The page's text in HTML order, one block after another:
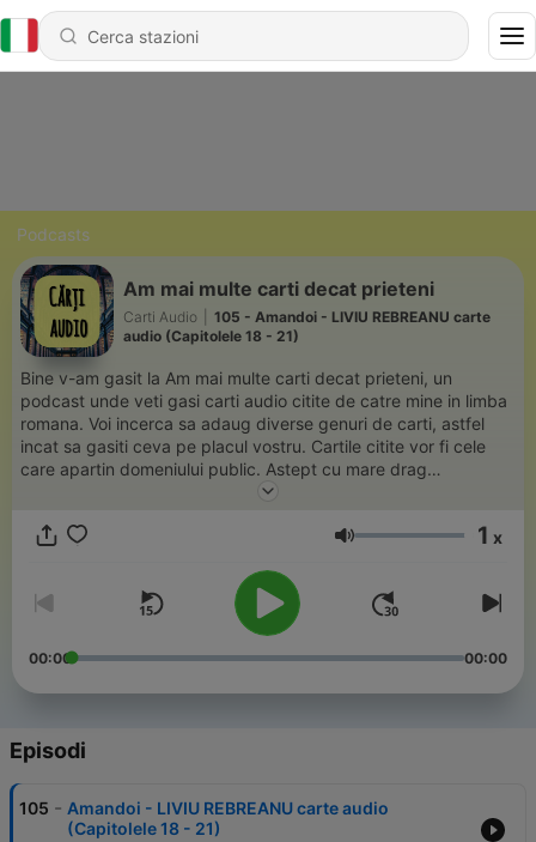
Podcasts
Am mai multe carti decat prieteni
Carti Audio
105 - Amandoi - LIVIU REBREANU carte
audio (Capitolele 18 - 21)
Bine v-am gasit la Am mai multe carti decat prieteni, un
podcast unde veti gasi carti audio citite de catre mine in limba
romana. Voi incerca sa adaug diverse genuri de carti, astfel
incat sa gasiti ceva pe placul vostru. Cartile citite vor fi cele
care apartin domeniului public. Astept cu mare drag
recomandari de carti pe care sa le citesc pentru voi. De ce
ocupati cu tot felul de lucuri si o carte audio e foarte simpla si
Volume 1 x
00:00 00:00
Episodi
105 - Amandoi - LIVIU REBREANU carte audio
(Capitolele 18 - 21)